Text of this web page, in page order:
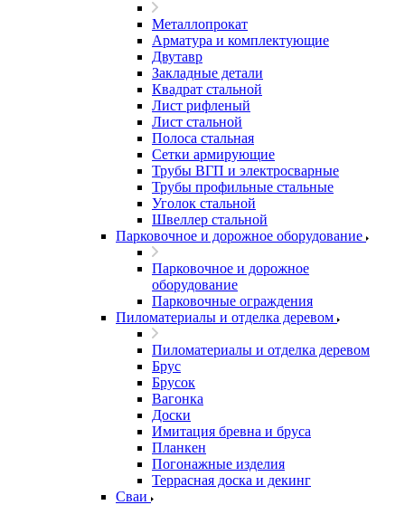
Металлопрокат
Арматура и комплектующие
Двутавр
Закладные детали
Квадрат стальной
Лист рифленый
Лист стальной
Полоса стальная
Сетки армирующие
Трубы ВГП и электросварные
Трубы профильные стальные
Уголок стальной
Швеллер стальной
Парковочное и дорожное оборудование
Парковочное и дорожное
оборудование
Парковочные ограждения
Пиломатериалы и отделка деревом
Пиломатериалы и отделка деревом
Брус
Брусок
Вагонка
Доски
Имитация бревна и бруса
Планкен
Погонажные изделия
Террасная доска и декинг
Сваи